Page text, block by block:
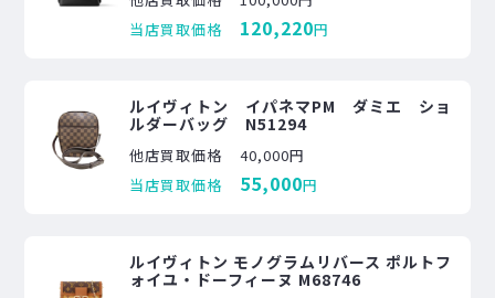
当店買取価格
120,220円
ルイヴィトン イパネマPM ダミエ ショ
ルダーバッグ N51294
他店買取価格
40,000円
当店買取価格
55,000円
ルイヴィトン モノグラムリバース ポルトフ
ォイユ・ドーフィーヌ M68746